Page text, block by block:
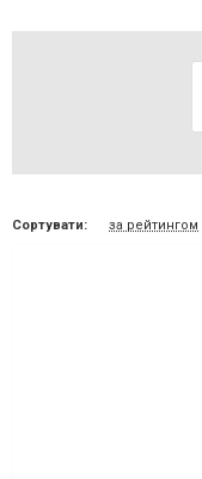
Сортувати: за рейтингом